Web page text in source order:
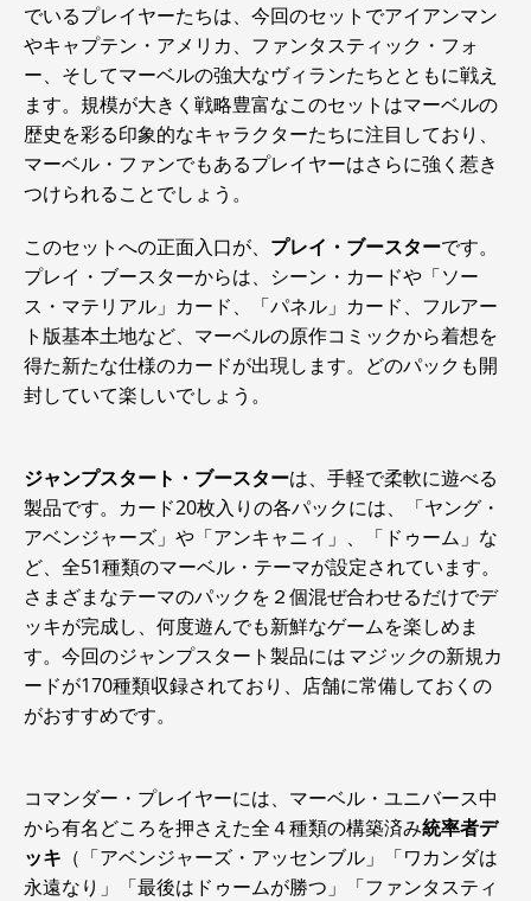
でいるプレイヤーたちは、今回のセットでアイアンマン
やキャプテン・アメリカ、ファンタスティック・フォ
ー、そしてマーベルの強大なヴィランたちとともに戦え
ます。規模が大きく戦略豊富なこのセットはマーベルの
歴史を彩る印象的なキャラクターたちに注目しており、
マーベル・ファンでもあるプレイヤーはさらに強く惹き
つけられることでしょう。
このセットへの正面入口が、 プレイ・ブースターです。
プレイ・ブースターからは、シーン・カードや「ソー
ス・マテリアル」カード、「パネル」カード、フルアー
ト版基本土地など、マーベルの原作コミックから着想を
得た新たな仕様のカードが出現します。どのパックも開
封していて楽しいでしょう。
ジャンプスタート・ブースターは、手軽で柔軟に遊べる
製品です。カード20枚入りの各パックには、「ヤング・
アベンジャーズ」や「アンキャニィ」、「ドゥーム」な
ど、全51種類のマーベル・テーマが設定されています。
さまざまなテーマのパックを２個混ぜ合わせるだけでデ
ッキが完成し、何度遊んでも新鮮なゲームを楽しめま
す。今回のジャンプスタート製品にはマジックの新規カ
ードが170種類収録されており、店舗に常備しておくの
がおすすめです。
コマンダー・プレイヤーには、マーベル・ユニバース中
から有名どころを押さえた全４種類の構築済み統率者デ
ッキ （「アベンジャーズ・アッセンブル」「ワカンダは
永遠なり」「最後はドゥームが勝つ」「ファンタスティ